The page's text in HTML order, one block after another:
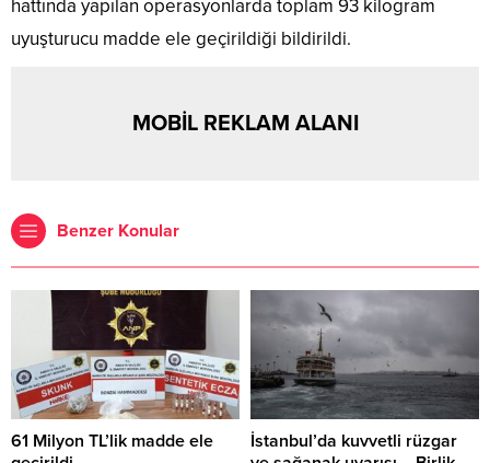
hattında yapılan operasyonlarda toplam 93 kilogram
uyuşturucu madde ele geçirildiği bildirildi.
MOBİL REKLAM ALANI
Benzer Konular
61 Milyon TL’lik madde ele
İstanbul’da kuvvetli rüzgar